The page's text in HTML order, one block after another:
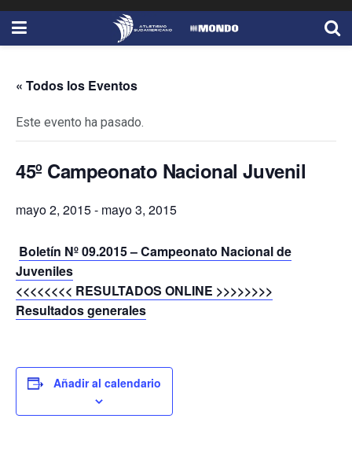
« Todos los Eventos
Este evento ha pasado.
45º Campeonato Nacional Juvenil
mayo 2, 2015- mayo 3, 2015
Boletín Nº 09.2015 – Campeonato Nacional de
Juveniles
<<<<<<<< RESULTADOS ONLINE >>>>>>>>
Resultados generales
Añadir al calendario